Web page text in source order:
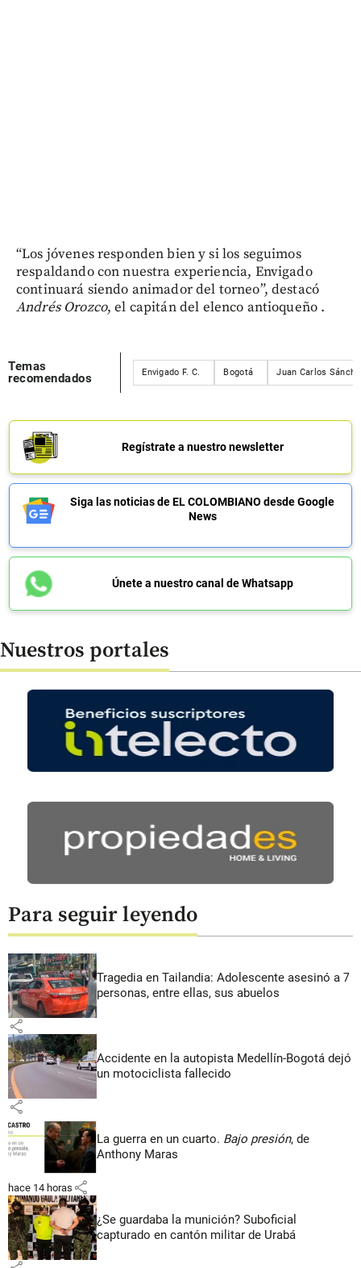
“Los jóvenes responden bien y si los seguimos
respaldando con nuestra experiencia, Envigado
continuará siendo animador del torneo”, destacó
Andrés Orozco, el capitán del elenco antioqueño .
Temas
recomendados
Envigado F. C. Bogotá Juan Carlos
Regístrate a nuestro newsletter
Siga las noticias de EL COLOMBIANO desde Google
News
Únete a nuestro canal de Whatsapp
Nuestros portales
Para seguir leyendo
Tragedia en Tailandia: Adolescente asesinó a 7
personas, entre ellas, sus abuelos
share
Accidente en la autopista Medellín-Bogotá dejó
un motociclista fallecido
share
La guerra en un cuarto. Bajo presión, de
Anthony Maras
hace 14 horas share
¿Se guardaba la munición? Suboficial
capturado en cantón militar de Urabá